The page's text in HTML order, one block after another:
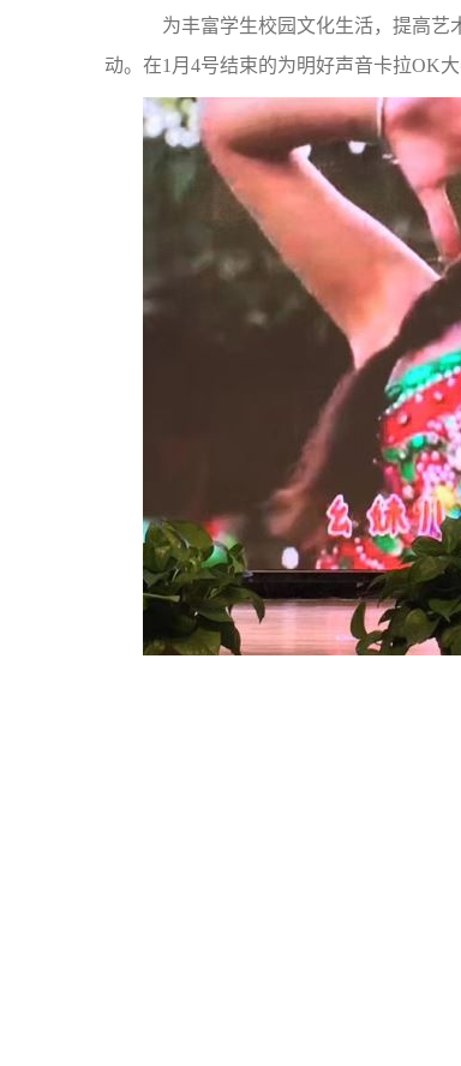
为丰富学生校园文化生活，提高艺
动。在1月4号结束的为明好声音卡拉OK